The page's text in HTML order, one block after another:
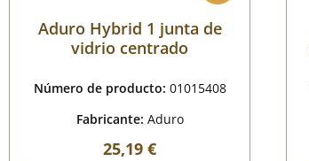
Aduro Hybrid 1 junta de
vidrio centrado
Número de producto: 01015408
Fabricante: Aduro
Precio normal:
25,19 €